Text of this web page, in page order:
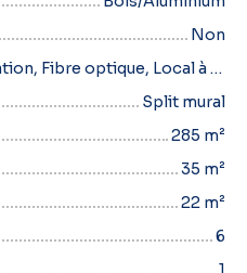
Non
Cheminée, Climatisation, Fibre optique, Local à vélo
Split mural
285 m²
35 m²
22 m²
6